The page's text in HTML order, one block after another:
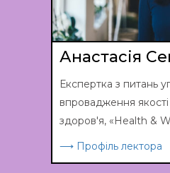
Анастасія
Експертка з питань
впровадження
здоров'я, «Health &
⟶ Профіль лектора